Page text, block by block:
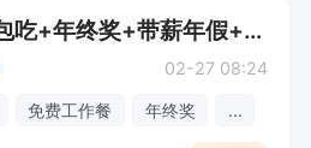
跟单文员（社保+包吃+年终奖+带薪年假+节日慰问）
02-27 08:24
免费工作餐 年终奖 ...